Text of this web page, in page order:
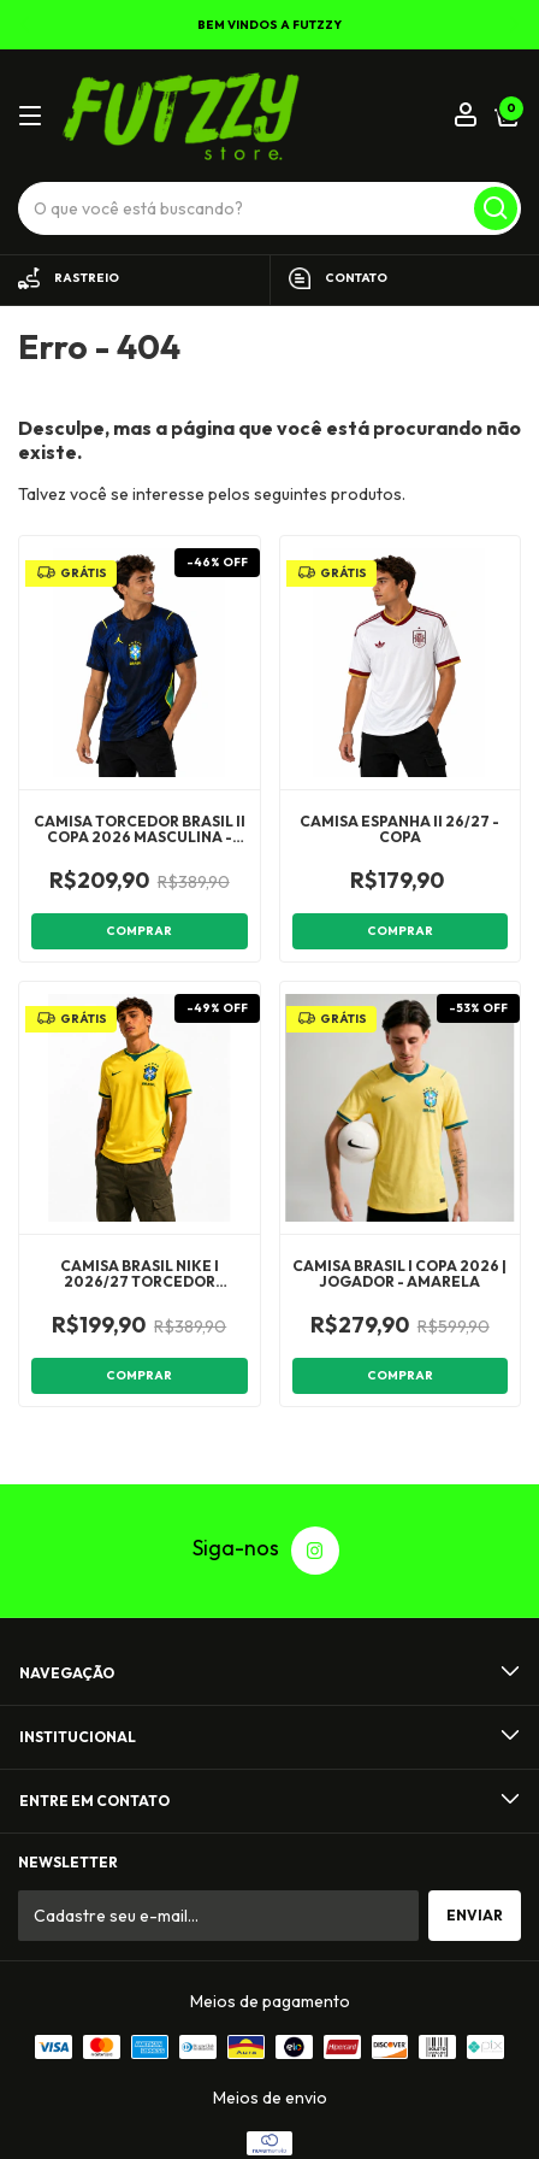
BEM VINDOS A FUTZZY
0
RASTREIO CONTATO
Erro - 404
Desculpe, mas a página que você está procurando não
existe.
Talvez você se interesse pelos seguintes produtos.
GRÁTIS
CAMISA TORCEDOR BRASIL II
COPA 2026 MASCULINA -
-46% OFF
R$209,90 R$389,90
COMPRAR
GRÁTIS
CAMISA ESPANHA II 26/27 -
COPA
R$179,90
COMPRAR
GRÁTIS
CAMISA BRASIL NIKE I
2026/27 TORCEDOR
-49% OFF
R$199,90 R$389,90
COMPRAR
GRÁTIS
CAMISA BRASIL I COPA 2026 |
JOGADOR - AMARELA
-53% OFF
R$279,90 R$599,90
COMPRAR
NAVEGAÇÃO
INSTITUCIONAL
ENTRE EM CONTATO
NEWSLETTER
Meios de pagamento
Meios de envio